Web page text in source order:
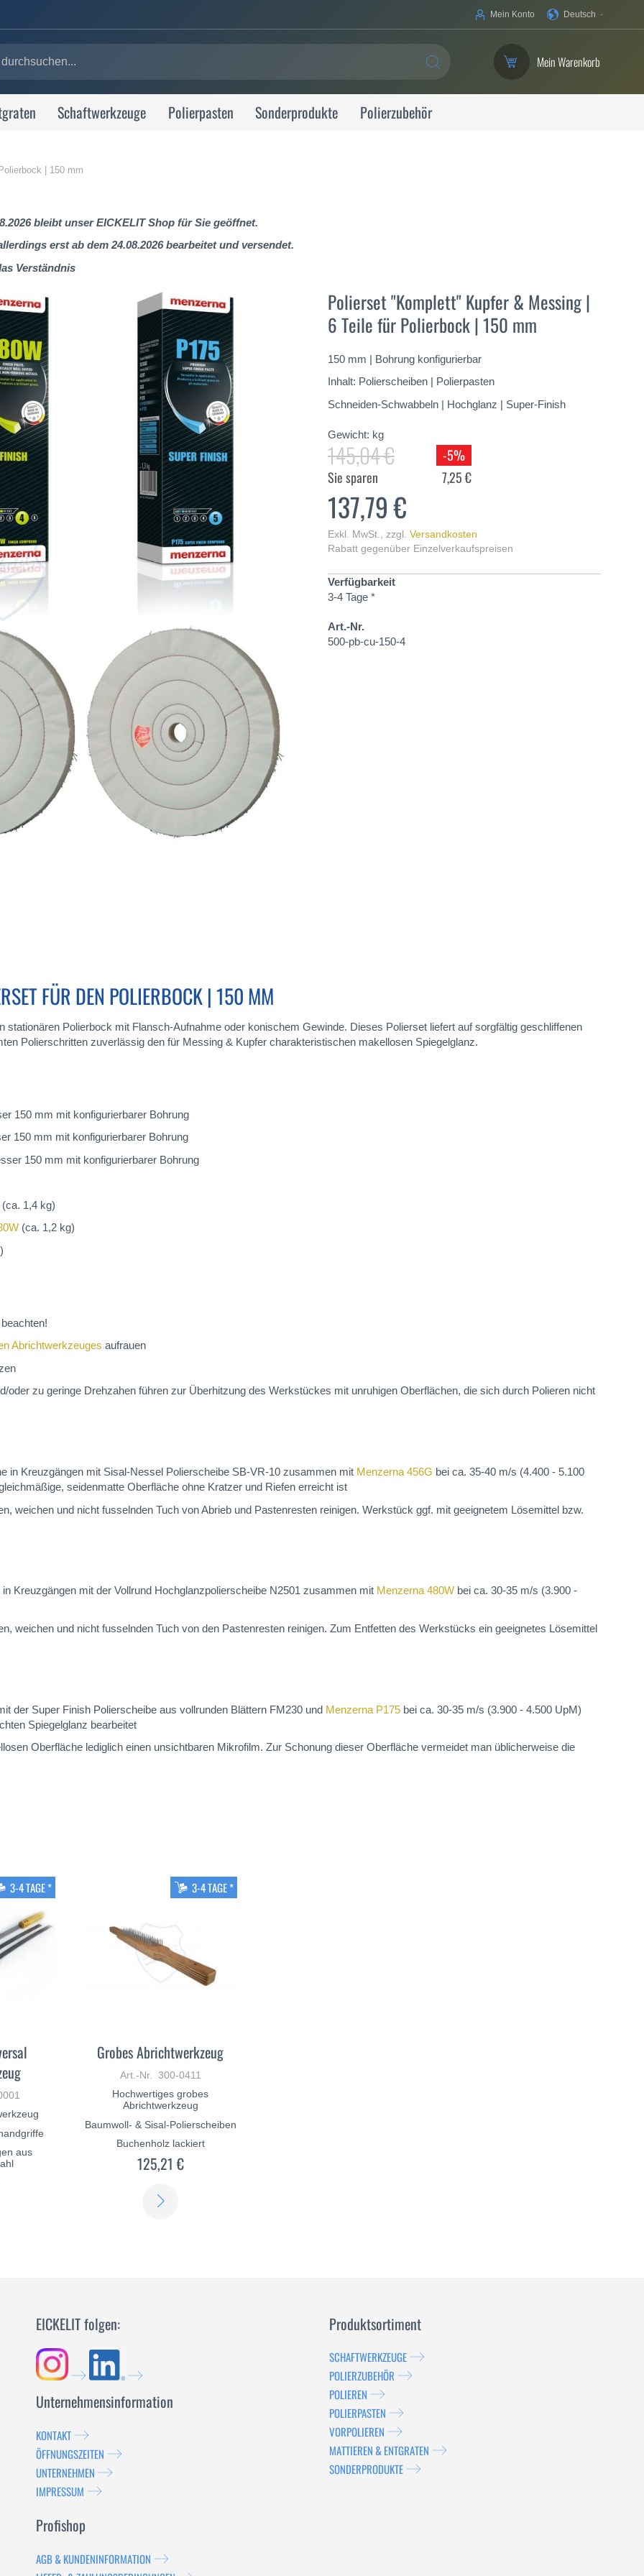
Ihre
Deutsch
Mein Konto
SUCHE Mein Warenkorb
Schaftwerkzeuge Polierpasten Sonderprodukte Polierzubehör
| 150 mm
bleibt unser EICKELIT Shop für Sie geöffnet.
erst ab dem 24.08.2026 bearbeitet und versendet.
Verständnis
Polierset "Komplett" Kupfer & Messing |
6 Teile für Polierbock | 150 mm
150 mm | Bohrung konfigurierbar
Inhalt: Polierscheiben | Polierpasten
Schneiden-Schwabbeln | Hochglanz | Super-Finish
Gewicht: kg
145,04 €
-5%
Sie sparen
7,25 €
137,79 €
Exkl. MwSt. zzgl. Versandkosten
Rabatt gegenüber Einzelverkaufspreisen
Verfügbarkeit
3-4 Tage *
Art.-Nr.
500-pb-cu-150-4
FÜR DEN POLIERBOCK | 150 MM
Polierbock mit Flansch-Aufnahme oder konischem Gewinde. Dieses Polierset liefert auf sorgfältig geschliffenen
Polierschritten zuverlässig den für Messing & Kupfer charakteristischen makellosen Spiegelglanz.
150 mm mit konfigurierbarer Bohrung
150 mm mit konfigurierbarer Bohrung
150 mm mit konfigurierbarer Bohrung
(ca. 1,4 kg)
(ca. 1,2 kg)
beachten!
Abrichtwerkzeuges aufrauen
oder zu geringe Drehzahen führen zur Überhitzung des Werkstückes mit unruhigen Oberflächen, die sich durch Polieren nicht
in Kreuzgängen mit Sisal-Nessel Polierscheibe SB-VR-10 zusammen mit Menzerna 456G bei ca. 35-40 m/s (4.400 - 5.100
seidenmatte Oberfläche ohne Kratzer und Riefen erreicht ist
weichen und nicht fusselnden Tuch von Abrieb und Pastenresten reinigen. Werkstück ggf. mit geeignetem Lösemittel bzw.
Kreuzgängen mit der Vollrund Hochglanzpolierscheibe N2501 zusammen mit Menzerna 480W bei ca. 30-35 m/s (3.900 -
weichen und nicht fusselnden Tuch von den Pastenresten reinigen. Zum Entfetten des Werkstücks ein geeignetes Lösemittel
der Super Finish Polierscheibe aus vollrunden Blättern FM230 und Menzerna P175 bei ca. 30-35 m/s (3.900 - 4.500 UpM)
Spiegelglanz bearbeitet
Oberfläche lediglich einen unsichtbaren Mikrofilm. Zur Schonung dieser Oberfläche vermeidet man üblicherweise die
3-4 TAGE *
aus
3-4 TAGE *
Grobes Abrichtwerkzeug
Art.-Nr. 300-0411
Hochwertiges grobes
Abrichtwerkzeug
Baumwoll- & Sisal-Polierscheiben
Buchenholz lackiert
125,21 €
EICKELIT folgen:
Unternehmensinformation
KONTAKT
ÖFFNUNGSZEITEN
UNTERNEHMEN
IMPRESSUM
Profishop
AGB & KUNDENINFORMATION
Produktsortiment
SCHAFTWERKZEUGE
POLIERZUBEHÖR
POLIEREN
POLIERPASTEN
VORPOLIEREN
MATTIEREN & ENTGRATEN
SONDERPRODUKTE